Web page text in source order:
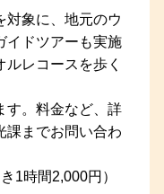
対象に、地元のウ
イドツアーも実施
レコースを歩く
す。料金など、詳
課までお問い合わ
1時間2,000円）